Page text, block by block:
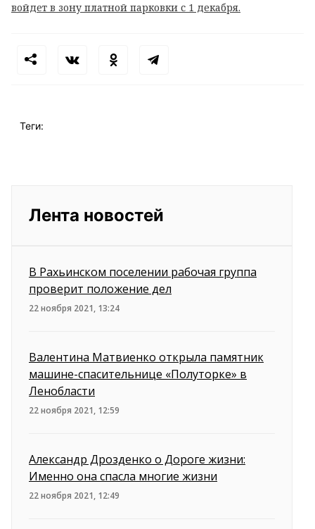
войдет в зону платной парковки с 1 декабря.
Теги:
Лента новостей
В Рахьинском поселении рабочая группа
проверит положение дел
22 ноября 2021, 13:24
Валентина Матвиенко открыла памятник
машине-спасительнице «Полуторке» в
Ленобласти
22 ноября 2021, 12:59
Александр Дрозденко о Дороге жизни:
Именно она спасла многие жизни
22 ноября 2021, 12:49